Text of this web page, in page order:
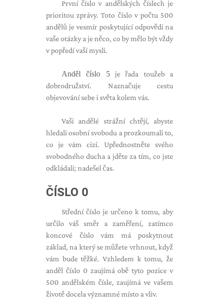
První číslo v andělských číslech je
prioritou zprávy. Toto číslo v počtu 500
andělů je vesmír poskytující odpovědi na
vaše otázky a je něco, co by mělo být vždy
v popředí vaší mysli.
Anděl číslo 5je řada toužeb a
dobrodružství. Naznačuje cestu
objevování sebe i světa kolem vás.
Vaši andělé strážní chtějí, abyste
hledali osobní svobodu a prozkoumali to,
co je vám cizí. Upřednostněte svého
svobodného ducha a jděte za tím, co jste
odkládali; nadešel čas.
ČÍSLO 0
Střední číslo je určeno k tomu, aby
určilo váš směr a zaměření, zatímco
koncové číslo vám má poskytnout
základ, na který se můžete vrhnout, když
vám bude těžké. Vzhledem k tomu, že
anděl číslo 0 zaujímá obě tyto pozice v
500 andělském čísle, zaujímá ve vašem
životě docela významné místo a vliv.